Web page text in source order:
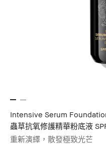
Intensive Serum
蟲草抗氧修護精華粉底液
重新演繹，散發極致光芒